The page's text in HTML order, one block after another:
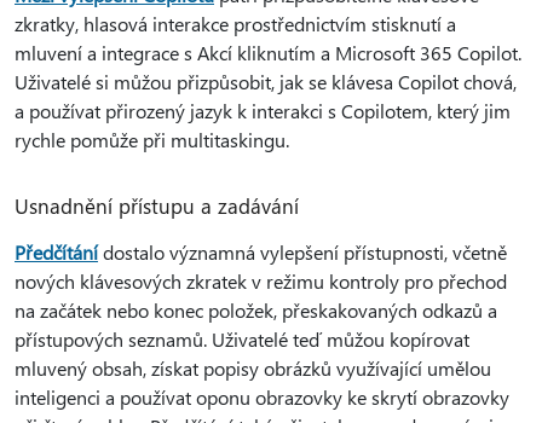
zkratky, hlasová interakce prostřednictvím stisknutí a
mluvení a integrace s Akcí kliknutím a Microsoft 365 Copilot.
Uživatelé si můžou přizpůsobit, jak se klávesa Copilot chová,
a používat přirozený jazyk k interakci s Copilotem, který jim
rychle pomůže při multitaskingu.
Usnadnění přístupu a zadávání
Předčítánídostalo významná vylepšení přístupnosti, včetně
nových klávesových zkratek v režimu kontroly pro přechod
na začátek nebo konec položek, přeskakovaných odkazů a
přístupových seznamů. Uživatelé teď můžou kopírovat
mluvený obsah, získat popisy obrázků využívající umělou
inteligenci a používat oponu obrazovky ke skrytí obrazovky